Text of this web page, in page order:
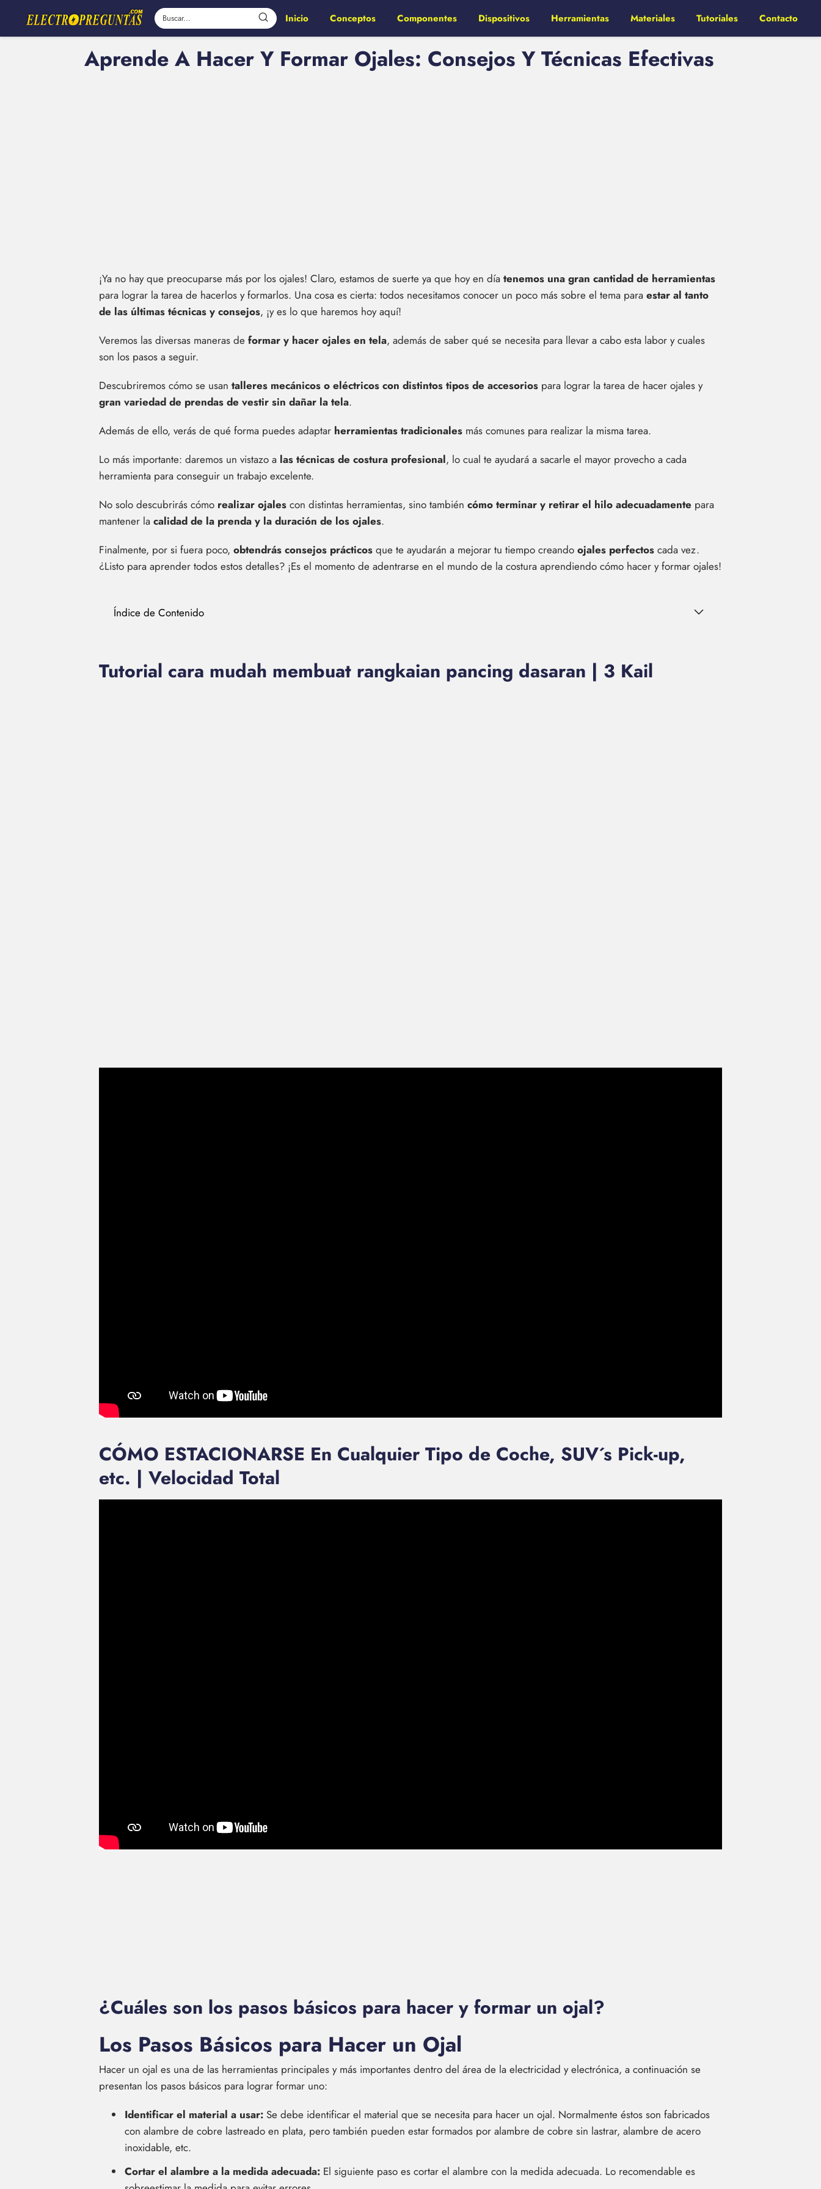
Inicio Conceptos Componentes Dispositivos Herramientas Materiales Tutoriales Contacto
Aprende A Hacer Y Formar Ojales: Consejos Y Técnicas Efectivas
¡Ya no hay que preocuparse más por los ojales! Claro, estamos de suerte ya que hoy en día tenemos una gran cantidad de herramientas
para lograr la tarea de hacerlos y formarlos. Una cosa es cierta: todos necesitamos conocer un poco más sobre el tema para estar al tanto
de las últimas técnicas y consejos, ¡y es lo que haremos hoy aquí!
Veremos las diversas maneras de formar y hacer ojales en tela, además de saber qué se necesita para llevar a cabo esta labor y cuales
son los pasos a seguir.
Descubriremos cómo se usan talleres mecánicos o eléctricos con distintos tipos de accesorios para lograr la tarea de hacer ojales y
gran variedad de prendas de vestir sin dañar la tela.
Además de ello, verás de qué forma puedes adaptar herramientas tradicionales más comunes para realizar la misma tarea.
Lo más importante: daremos un vistazo a las técnicas de costura profesional, lo cual te ayudará a sacarle el mayor provecho a cada
herramienta para conseguir un trabajo excelente.
No solo descubrirás cómo realizar ojales con distintas herramientas, sino también cómo terminar y retirar el hilo adecuadamente para
mantener la calidad de la prenda y la duración de los ojales.
Finalmente, por si fuera poco, obtendrás consejos prácticos que te ayudarán a mejorar tu tiempo creando ojales perfectos cada vez.
¿Listo para aprender todos estos detalles? ¡Es el momento de adentrarse en el mundo de la costura aprendiendo cómo hacer y formar ojales!
Índice de Contenido
Tutorial cara mudah membuat rangkaian pancing dasaran | 3 Kail
CÓMO ESTACIONARSE En Cualquier Tipo de Coche, SUV´s Pick-up,
etc. | Velocidad Total
¿Cuáles son los pasos básicos para hacer y formar un ojal?
Los Pasos Básicos para Hacer un Ojal
Hacer un ojal es una de las herramientas principales y más importantes dentro del área de la electricidad y electrónica, a continuación se
presentan los pasos básicos para lograr formar uno:
Identificar el material a usar: Se debe identificar el material que se necesita para hacer un ojal. Normalmente éstos son fabricados
con alambre de cobre lastreado en plata, pero también pueden estar formados por alambre de cobre sin lastrar, alambre de acero
inoxidable, etc.
Cortar el alambre a la medida adecuada: El siguiente paso es cortar el alambre con la medida adecuada. Lo recomendable es